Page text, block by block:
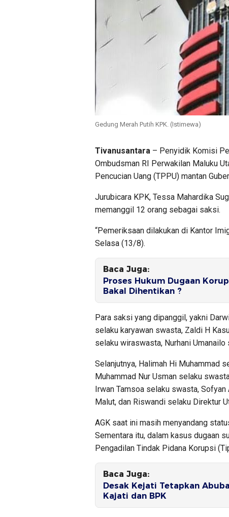
Gedung Merah Putih KPK. (Istimewa)
Tivanusantara – Penyidik Komisi
Ombudsman RI Perwakilan Maluku
Pencucian Uang (TPPU) mantan
Jurubicara KPK, Tessa Mahardika
memanggil 12 orang sebagai saksi.
“Pemeriksaan dilakukan di Kantor
Selasa (13/8).
Baca Juga:
Proses Hukum Dugaan
Bakal Dihentikan ?
Para saksi yang dipanggil, yakni
selaku karyawan swasta, Zaldi H
selaku wiraswasta, Nurhani Umanailo
Selanjutnya, Halimah Hi Muhammad
Muhammad Nur Usman selaku
Irwan Tamsoa selaku swasta,
Malut, dan Riswandi selaku Direktur
AGK saat ini masih menyandang
Sementara itu, dalam kasus dugaan
Pengadilan Tindak Pidana Korupsi
Baca Juga:
Desak Kejati Tetapkan
Kajati dan BPK